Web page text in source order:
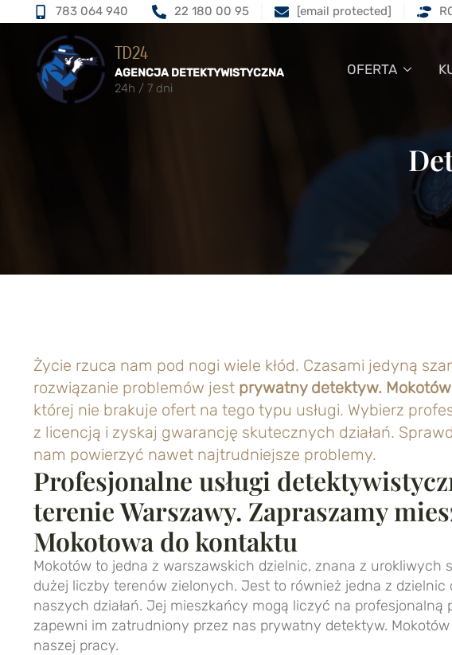
783 064 940 22 180 00 95 [email protected]
TD24
AGENCJA DETEKTYWISTYCZNA
24h / 7 dni
OFERTA
Życie rzuca nam pod nogi wiele kłód. Czasami jedyną
rozwiązanie problemów jest prywatny detektyw. Mokotów
której nie brakuje ofert na tego typu usługi. Wybierz
z licencją i zyskaj gwarancję skutecznych działań.
nam powierzyć nawet najtrudniejsze problemy.
Profesjonalne usługi
terenie Warszawy. Zapraszamy
Mokotowa do kontaktu
Mokotów to jedna z warszawskich dzielnic, znana z urokliwych
dużej liczby terenów zielonych. Jest to również jedna z dzielnic
naszych działań. Jej mieszkańcy mogą liczyć na profesjonalną
zapewni im zatrudniony przez nas prywatny detektyw.
naszej pracy.